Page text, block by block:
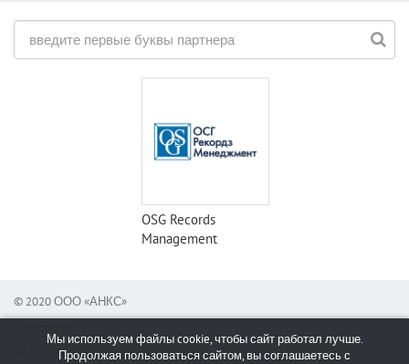
OSG Records
Management
© 2020 ООО «АНКС»
Сообщить об ошибке
Мы используем файлы cookie, чтобы сайт работал лучше.
Продолжая пользоваться сайтом, вы соглашаетесь с